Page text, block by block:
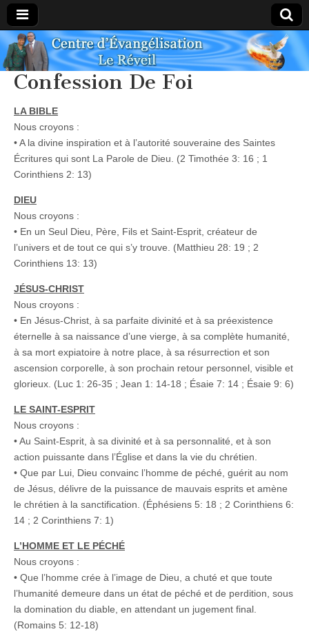
Centre
Évangélique
Le Réveil
Confession De Foi
LA BIBLE
Nous croyons :
• A la divine inspiration et à l’autorité souveraine des Saintes
Écritures qui sont La Parole de Dieu. (2 Timothée 3: 16 ; 1
Corinthiens 2: 13)
DIEU
Nous croyons :
• En un Seul Dieu, Père, Fils et Saint-Esprit, créateur de
l’univers et de tout ce qui s’y trouve. (Matthieu 28: 19 ; 2
Corinthiens 13: 13)
JÉSUS-CHRIST
Nous croyons :
• En Jésus-Christ, à sa parfaite divinité et à sa préexistence
éternelle à sa naissance d’une vierge, à sa complète humanité,
à sa mort expiatoire à notre place, à sa résurrection et son
ascension corporelle, à son prochain retour personnel, visible et
glorieux. (Luc 1: 26-35 ; Jean 1: 14-18 ; Ésaie 7: 14 ; Ésaie 9: 6)
LE SAINT-ESPRIT
Nous croyons :
• Au Saint-Esprit, à sa divinité et à sa personnalité, et à son
action puissante dans l’Église et dans la vie du chrétien.
• Que par Lui, Dieu convainc l’homme de péché, guérit au nom
de Jésus, délivre de la puissance de mauvais esprits et amène
le chrétien à la sanctification. (Éphésiens 5: 18 ; 2 Corinthiens 6:
14 ; 2 Corinthiens 7: 1)
L’HOMME ET LE PÉCHÉ
Nous croyons :
• Que l’homme crée à l’image de Dieu, a chuté et que toute
l’humanité demeure dans un état de péché et de perdition, sous
la domination du diable, en attendant un jugement final.
(Romains 5: 12-18)